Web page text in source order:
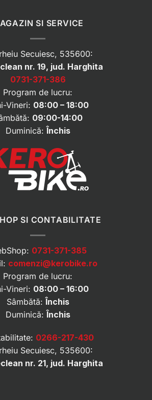
SI SERVICE
Secuiesc, 535600:
nr. 19, jud. Harghita
0731-371-386
Program de lucru:
Vineri: 08:00 – 18:00
09:00-14:00
Duminică: Închis
SI CONTABILITATE
0731-371-385
comenzi@kerobike.ro
Program de lucru:
Vineri: 08:00 – 16:00
Sâmbătă:Închis
Duminică:Închis
0266-217-430
Secuiesc, 535600:
nr. 21, jud. Harghita